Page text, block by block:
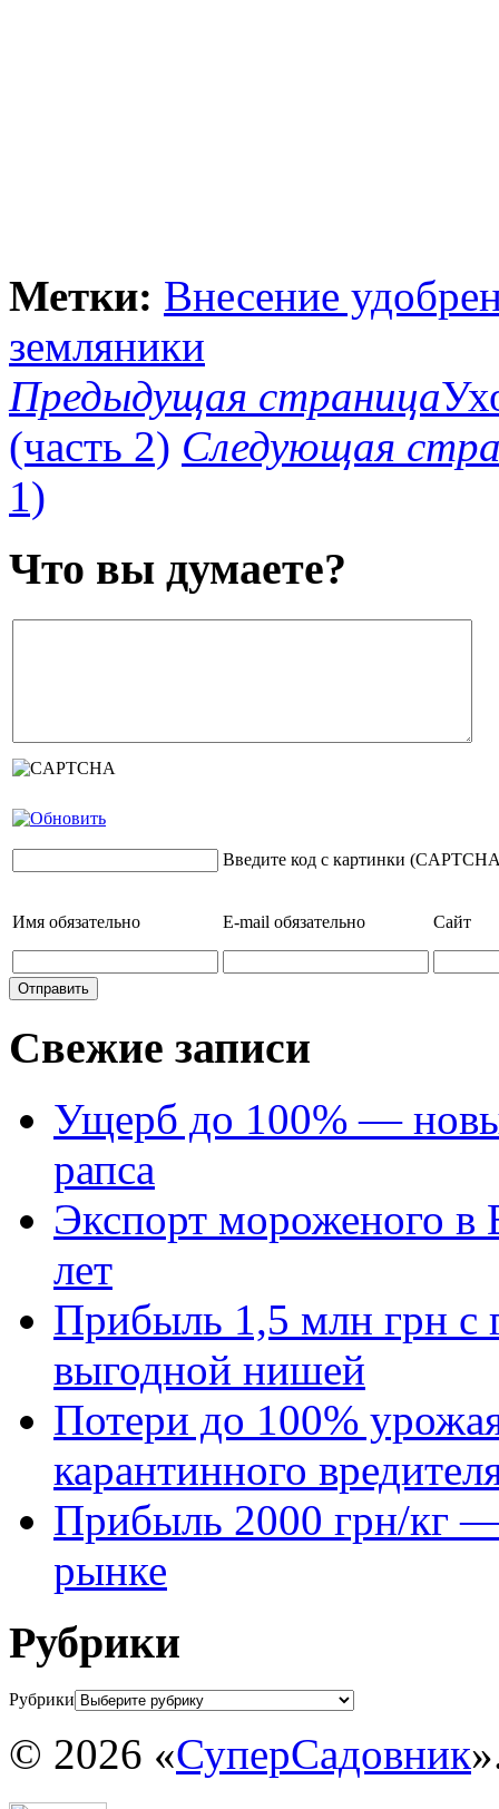
Метки: Внесение
земляники
Предыдущая страница
(часть 2) Следующая
1)
Что вы думаете?
Введите код с картинки
Имя обязательно E-mail обязательно Сайт
Свежие записи
Ущерб до 100% —
рапса
Экспорт мороженого в
лет
Прибыль 1,5 млн грн с
выгодной нишей
Потери до 100%
карантинного
Прибыль 2000 грн/кг —
рынке
Рубрики
Рубрики
© 2026 «СуперСадовник